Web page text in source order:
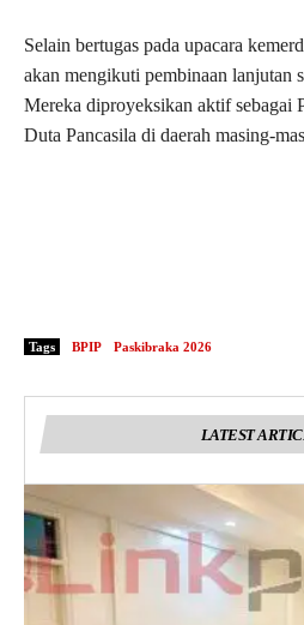
Selain bertugas pada upacara
akan mengikuti pembinaan lanjutan
Mereka diproyeksikan aktif sebagai
Duta Pancasila di daerah masing-
Tags BPIP Paskibraka 2026
LATEST